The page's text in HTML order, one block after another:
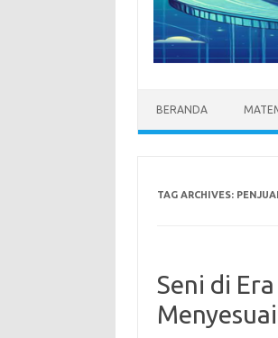
BERANDA
TAG ARCHIVES:
Seni di